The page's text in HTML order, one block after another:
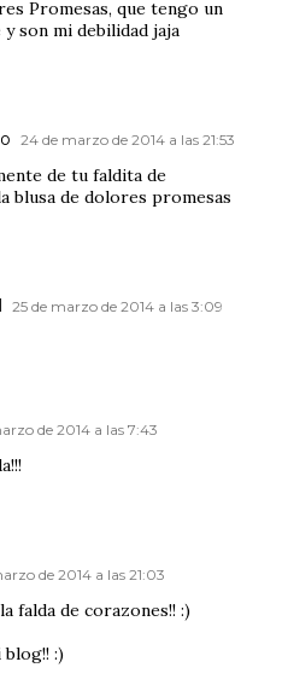
Promesas, que tengo un
son mi debilidad jaja
24 de marzo de 2014 a las 21:53
de tu faldita de
blusa de dolores promesas
25 de marzo de 2014 a las 3:09
de 2014 a las 7:43
de 2014 a las 21:03
falda de corazones!! :)
:)